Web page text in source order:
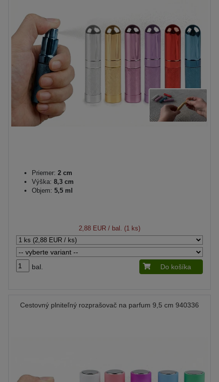
Priemer: 2 cm
Výška: 8,3 cm
Objem: 5,5 ml
2,88 EUR / bal. (1 ks)
bal. Do košíka
Cestovný plniteľný rozprašovač na parfum 9,5 cm 940336